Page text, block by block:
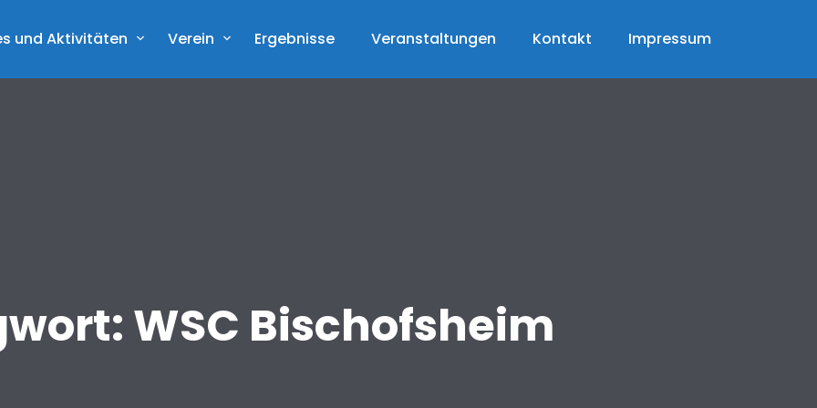
und Aktivitäten Verein Ergebnisse Veranstaltungen Kontakt Impressum
WSC Bischofsheim